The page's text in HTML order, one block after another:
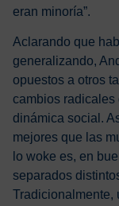
eran minoría”.
Aclarando que
generalizando,
opuestos a otros
cambios radicales
dinámica social.
mejores que las
lo woke es, en
separados
Tradicionalmente,